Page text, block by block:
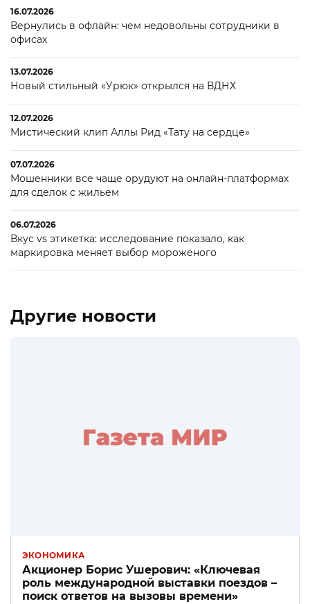
16.07.2026
Вернулись в офлайн: чем недовольны сотрудники в
офисах
13.07.2026
Новый стильный «Урюк» открылся на ВДНХ
12.07.2026
Мистический клип Аллы Рид «Тату на сердце»
07.07.2026
Мошенники все чаще орудуют на онлайн-платформах
для сделок с жильем
06.07.2026
Вкус vs этикетка: исследование показало, как
маркировка меняет выбор мороженого
Другие новости
ЭКОНОМИКА
Акционер Борис Ушерович: «Ключевая
роль международной выставки поездов –
поиск ответов на вызовы времени»